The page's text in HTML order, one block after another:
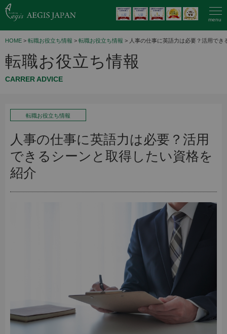
menu
HOME > 転職お役立ち情報 > 転職お役立ち情報 > 人事の仕事に英語力は必要？活用でき
転職お役立ち情報
CARRER ADVICE
転職お役立ち情報
人事の仕事に英語力は必要？活用
できるシーンと取得したい資格を
紹介